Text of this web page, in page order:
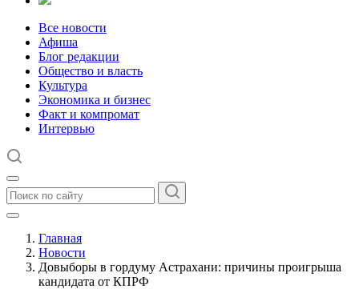
Все новости
Афиша
Блог редакции
Общество и власть
Культура
Экономика и бизнес
Факт и компромат
Интервью
Главная
Новости
Довыборы в гордуму Астрахани: причины проигрыша
кандидата от КПРФ